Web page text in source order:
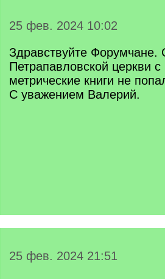
25 фев. 2024 10:02
Здравствуйте Форумчане.
Петрапавловской церкви
метрические книги не
С уважением Валерий.
25 фев. 2024 21:51